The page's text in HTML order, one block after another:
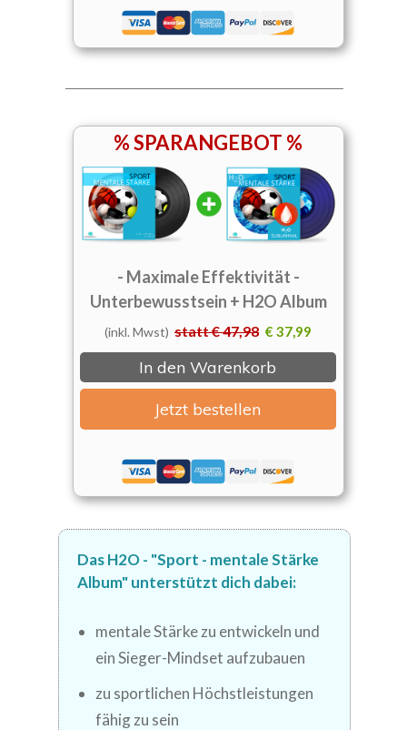
% SPARANGEBOT %
- Maximale Effektivität -
Unterbewusstsein + H2O Album
(inkl. Mwst) statt € 47,98 € 37,99
In den Warenkorb
Jetzt bestellen
Das H2O - "Sport - mentale Stärke
Album" unterstützt dich dabei:
mentale Stärke zu entwickeln und
ein Sieger-Mindset aufzubauen
zu sportlichen Höchstleistungen
fähig zu sein